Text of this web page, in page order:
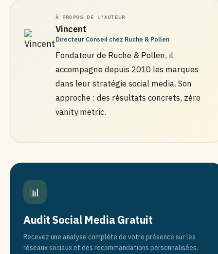
À PROPOS DE L'AUTEUR
Vincent
Directeur Conseil chez Ruche & Pollen
Fondateur de Ruche & Pollen, il
accompagne depuis 2010 les marques
dans leur stratégie social media. Son
approche : des résultats concrets, zéro
vanity metric.
📊
Audit Social Media Gratuit
Recevez une analyse complète de votre présence sur les
réseaux sociaux et des recommandations personnalisées.